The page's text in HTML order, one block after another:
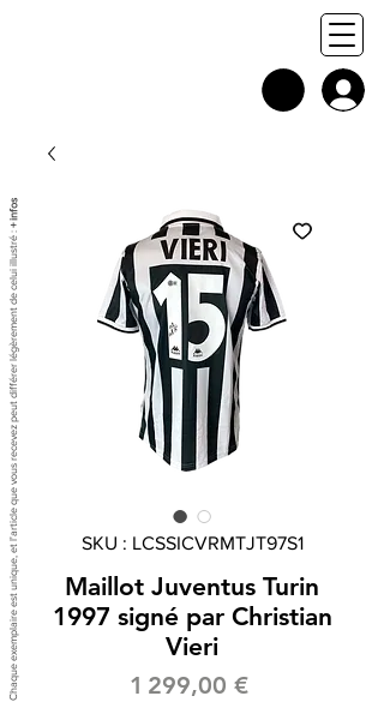
SKU : LCSSICVRMTJT97S1
Maillot Juventus Turin
1997 signé par Christian
Vieri
1 299,00 €Prix
Chaque exemplaire est unique, et l'article que vous recevez peut différer légèrement de celui illustré :
+ infos